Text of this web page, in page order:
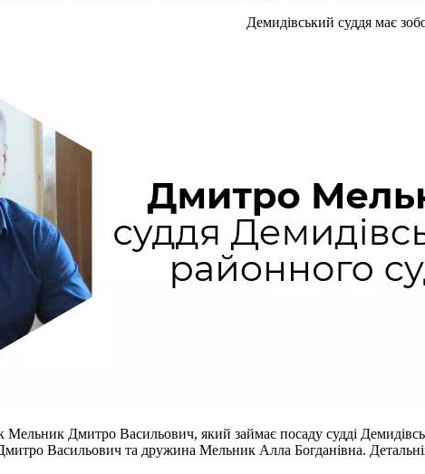
Демидівський суддя має
Мельник Дмитро Васильович, який займає посаду судді
Васильович та дружина Мельник Алла Богданівна.